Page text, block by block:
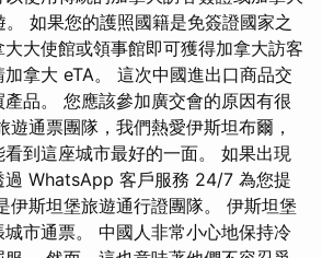
如果您的護照國籍是免簽證國家之
大使館或領事館即可獲得加拿大訪客
拿大 eTA。 這次中國進出口商品交
品。 您應該參加廣交會的原因有很
遊通票團隊，我們熱愛伊斯坦布爾，
到這座城市最好的一面。 如果出現
過 WhatsApp 客戶服務 24/7 為您提
伊斯坦堡旅遊通行證團隊。 伊斯坦堡
市通票。 中國人非常小心地保持冷